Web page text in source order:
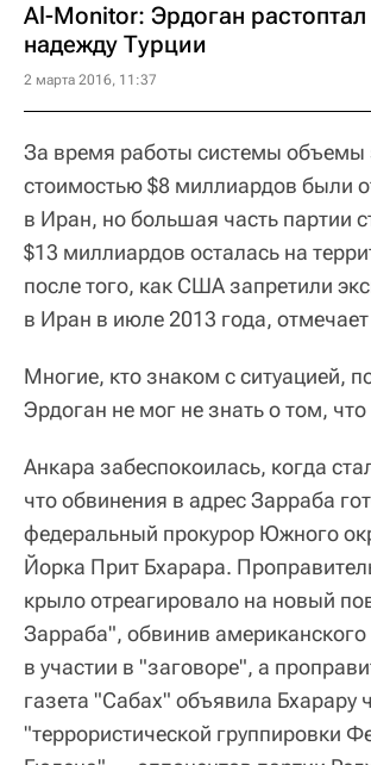
Al-Monitor: Эрдоган
надежду Турции
2 марта 2016, 11:37
За время работы системы объемы
стоимостью $8 миллиардов были
в Иран, но большая часть партии
$13 миллиардов осталась на
после того, как США запретили
в Иран в июле 2013 года,
Многие, кто знаком с ситуацией,
Эрдоган не мог не знать о том,
Анкара забеспокоилась, когда
что обвинения в адрес Зарраба
федеральный прокурор Южного
Йорка Прит Бхарара.
крыло отреагировало на новый
Зарраба", обвинив американского
в участии в "заговоре", а
газета "Сабах" объявила Бхарару
"террористической группировки